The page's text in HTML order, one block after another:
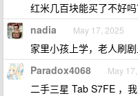
红米几百块能买了不好吗
nadia May 17, 2025
家里小孩上学，老人刷
Paradox4068 May
二手三星 Tab S7FE ，